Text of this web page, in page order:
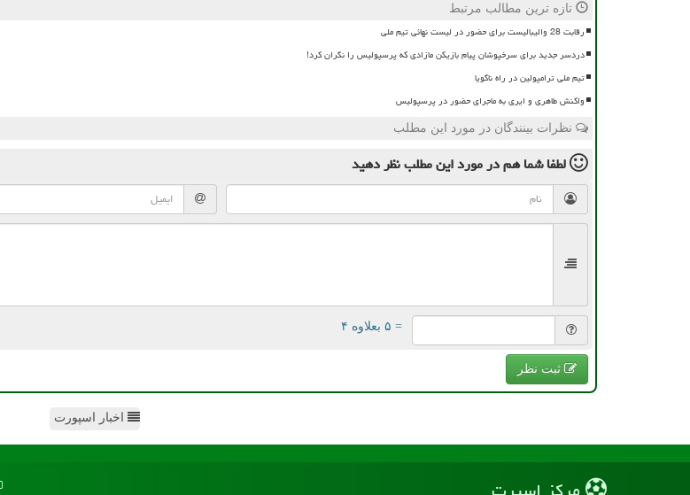
تازه ترین مطالب مرتبط
رقابت 28 والیبالیست برای حضور در لیست نهائی تیم ملی
دردسر جدید برای سرخپوشان پیام بازیکن مازادی که پرسپولیس را نگران کرد!
تیم ملی ترامپولین در راه ناگویا
واکنش طاهری و ایری به ماجرای حضور در پرسپولیس
نظرات بینندگان در مورد این مطلب
لطفا شما همدر مورد این مطلبنظر دهید
= ۵ بعلاوه ۴
ثبت نظر
اخبار اسپورت